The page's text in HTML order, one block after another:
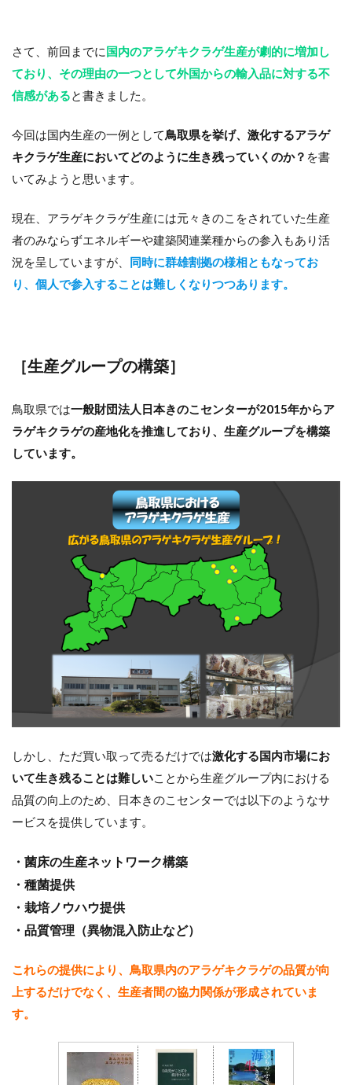
さて、前回までに国内のアラゲキクラゲ生産が劇的に増加し
ており、その理由の一つとして外国からの輸入品に対する不
信感がある と書きました。
今回は国内生産の一例として鳥取県を挙げ、激化するアラゲ
キクラゲ生産においてどのように生き残っていくのか？ を書
いてみようと思います。
現在、アラゲキクラゲ生産には元々きのこをされていた生産
者のみならずエネルギーや建築関連業種からの参入もあり活
況を呈していますが、 同時に群雄割拠の様相ともなってお
り、個人で参入することは難しくなりつつあります。
［生産グループの構築］
鳥取県では一般財団法人日本きのこセンターが2015年からア
ラゲキクラゲの産地化を推進しており、生産グループを構築
しています。
しかし、ただ買い取って売るだけでは激化する国内市場にお
いて生き残ることは難しいことから生産グループ内における
品質の向上のため、日本きのこセンターでは以下のようなサ
ービスを提供しています。
・菌床の生産ネットワーク構築
・種菌提供
・栽培ノウハウ提供
・品質管理（異物混入防止など）
これらの提供により、鳥取県内のアラゲキクラゲの品質が向
上するだけでなく、生産者間の協力関係が形成されていま
す。